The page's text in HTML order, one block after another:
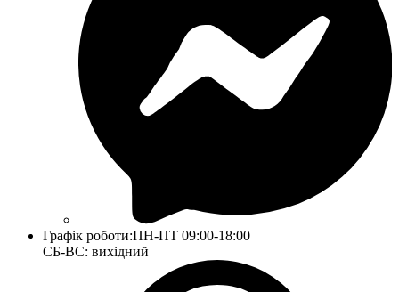
Графік роботи:ПН-ПТ 09:00-18:00
СБ-ВС: вихідний